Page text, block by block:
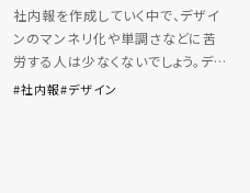
社内報を作成していく中で、デザイ
ンのマンネリ化や単調さなどに苦
労する人は少なくないでしょう。デ
ザインも読者を惹きつける大きな
社内報 デザイン